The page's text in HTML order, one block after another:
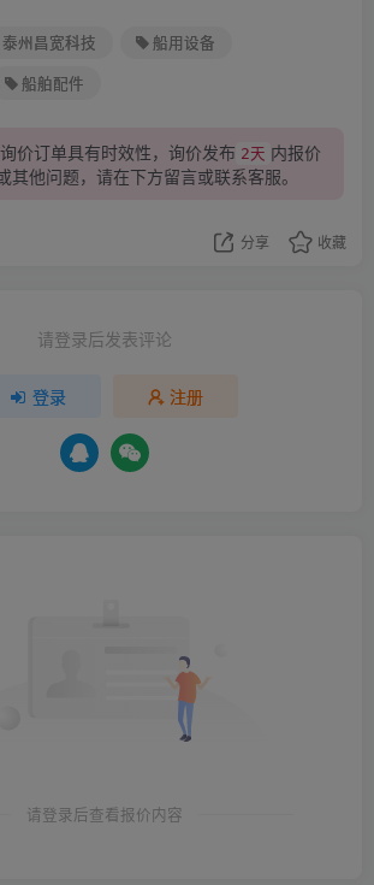
泰州昌宽科技
船用设备
船舶配件
价订单具有时效性，询价发布 2天 内报价
其他问题，请在下方留言或联系客服。
分享 收藏
请登录后发表评论
登录 注册
请登录后查看报价内容